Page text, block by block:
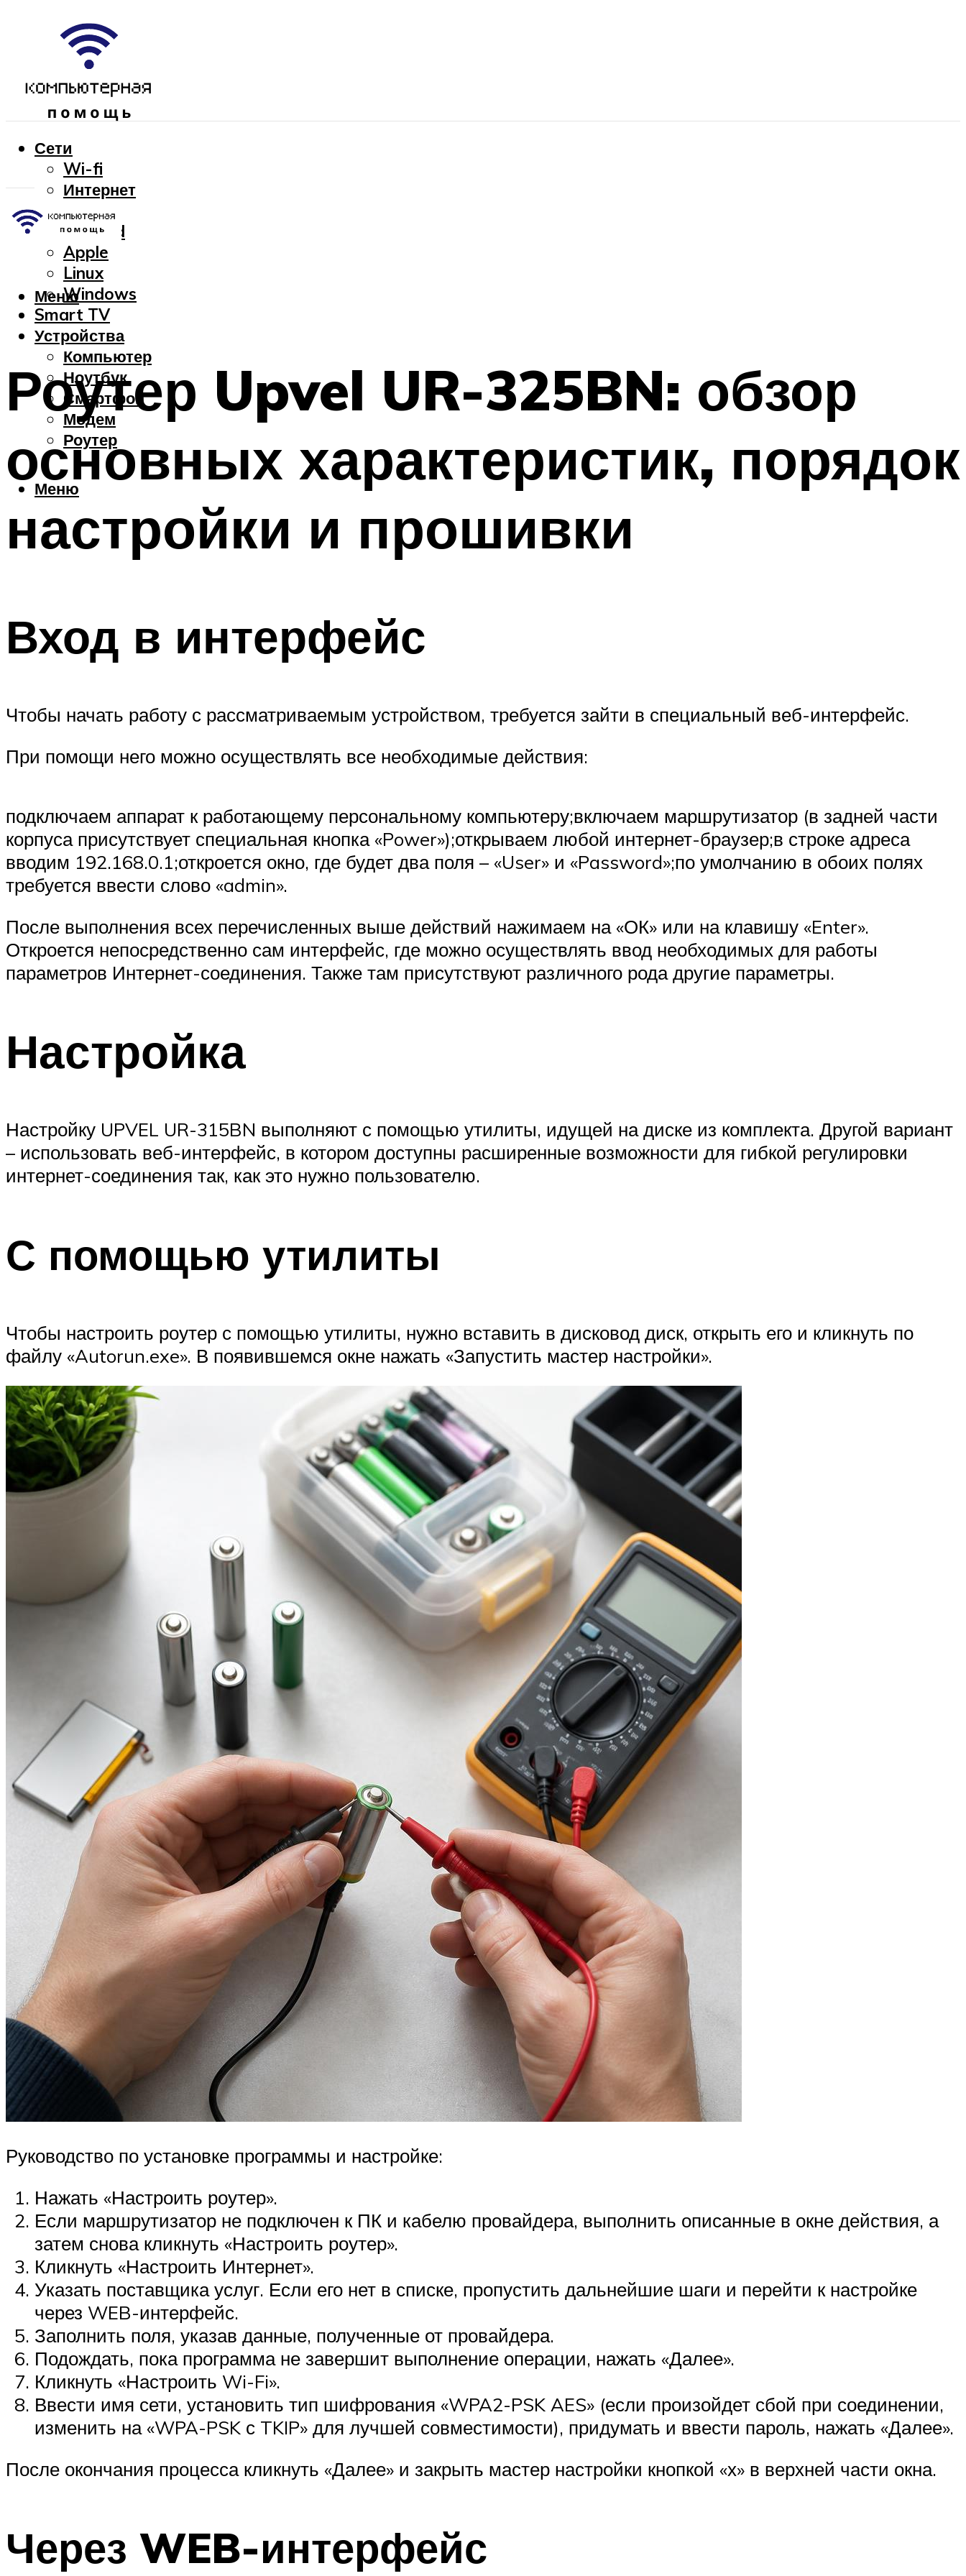
Сети
Wi-fi
Интернет
OC
Android
Apple
Linux
Windows
Smart TV
Устройства
Компьютер
Ноутбук
Смартфон
Модем
Роутер
Меню
Меню
Роутер Upvel UR-325BN: обзор
основных характеристик, порядок
настройки и прошивки
Вход в интерфейс
Чтобы начать работу с рассматриваемым устройством, требуется зайти в специальный веб-интерфейс.
При помощи него можно осуществлять все необходимые действия:
подключаем аппарат к работающему персональному компьютеру;включаем маршрутизатор (в задней части
корпуса присутствует специальная кнопка «Power»);открываем любой интернет-браузер;в строке адреса
вводим 192.168.0.1;откроется окно, где будет два поля – «User» и «Password»;по умолчанию в обоих полях
требуется ввести слово «admin».
После выполнения всех перечисленных выше действий нажимаем на «ОК» или на клавишу «Enter».
Откроется непосредственно сам интерфейс, где можно осуществлять ввод необходимых для работы
параметров Интернет-соединения. Также там присутствуют различного рода другие параметры.
Настройка
Настройку UPVEL UR-315BN выполняют с помощью утилиты, идущей на диске из комплекта. Другой вариант
– использовать веб-интерфейс, в котором доступны расширенные возможности для гибкой регулировки
интернет-соединения так, как это нужно пользователю.
С помощью утилиты
Чтобы настроить роутер с помощью утилиты, нужно вставить в дисковод диск, открыть его и кликнуть по
файлу «Autorun.exe». В появившемся окне нажать «Запустить мастер настройки».
Руководство по установке программы и настройке:
Нажать «Настроить роутер».
Если маршрутизатор не подключен к ПК и кабелю провайдера, выполнить описанные в окне действия, а
затем снова кликнуть «Настроить роутер».
Кликнуть «Настроить Интернет».
Указать поставщика услуг. Если его нет в списке, пропустить дальнейшие шаги и перейти к настройке
через WEB-интерфейс.
Заполнить поля, указав данные, полученные от провайдера.
Подождать, пока программа не завершит выполнение операции, нажать «Далее».
Кликнуть «Настроить Wi-Fi».
Ввести имя сети, установить тип шифрования «WPA2-PSK AES» (если произойдет сбой при соединении,
изменить на «WPA-PSK с TKIP» для лучшей совместимости), придумать и ввести пароль, нажать «Далее».
После окончания процесса кликнуть «Далее» и закрыть мастер настройки кнопкой «х» в верхней части окна.
Через WEB-интерфейс